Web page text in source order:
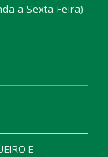
a Sexta-Feira)
E